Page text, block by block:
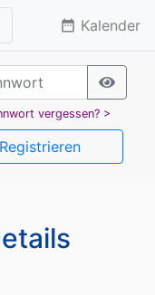
date_range Kalender
vergessen? >
Registrieren